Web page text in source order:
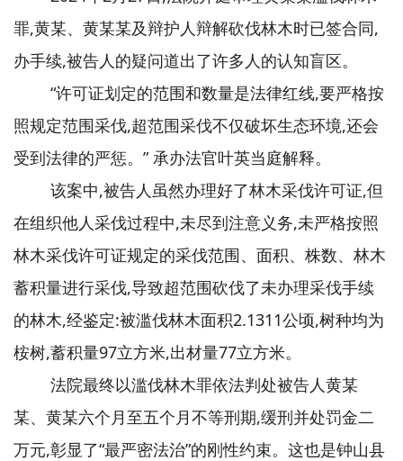
罪,黄某、黄某某及辩护人辩解砍伐林木时已签合同,
办手续,被告人的疑问道出了许多人的认知盲区。
“许可证划定的范围和数量是法律红线,要严格按
照规定范围采伐,超范围采伐不仅破坏生态环境,还会
受到法律的严惩。” 承办法官叶英当庭解释。
该案中,被告人虽然办理好了林木采伐许可证,但
在组织他人采伐过程中,未尽到注意义务,未严格按照
林木采伐许可证规定的采伐范围、面积、株数、林木
蓄积量进行采伐,导致超范围砍伐了未办理采伐手续
的林木,经鉴定:被滥伐林木面积2.1311公顷,树种均为
桉树,蓄积量97立方米,出材量77立方米。
法院最终以滥伐林木罪依法判处被告人黄某
某、黄某六个月至五个月不等刑期,缓刑并处罚金二
万元,彰显了“最严密法治”的刚性约束。这也是钟山县